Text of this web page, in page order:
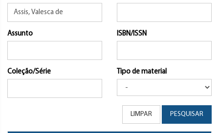
Assunto ISBN/ISSN
Coleção/Série Tipo de material
LIMPAR PESQUISAR